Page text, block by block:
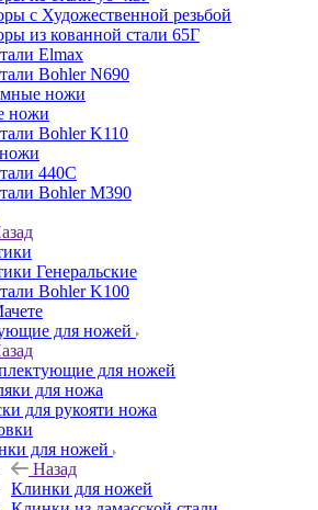
с Художественной резьбой
из кованной стали 65Г
Elmax
Bohler N690
ножи
ножи
Bohler K110
440С
Bohler M390
Генеральские
Bohler K100
для ножей
для ножей
для ножа
для рукояти ножа
для ножей
Назад
Клинки для ножей